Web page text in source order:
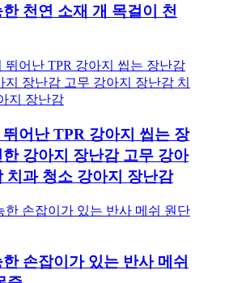
천연 소재 개 목걸이 천
어난 TPR 강아지 씹는 장
한 강아지 장난감 고무 강아
치과 청소 강아지 장난감
손잡이가 있는 반사 메쉬